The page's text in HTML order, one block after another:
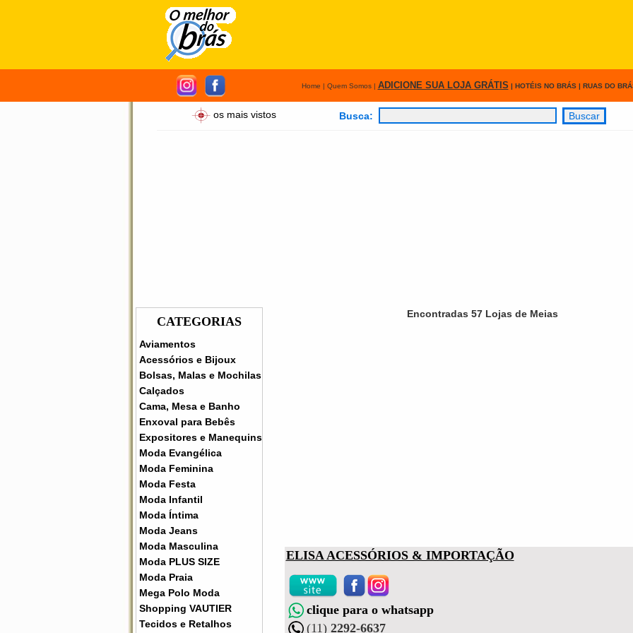
Home | Quem Somos| ADICIONE SUA LOJA GRÁTIS | HOTÉIS NO BRÁS| RUAS DO
os mais vistos Busca:
CATEGORIAS
Aviamentos
Acessórios e Bijoux
Bolsas, Malas e Mochilas
Calçados
Cama, Mesa e Banho
Enxoval para Bebês
Expositores e Manequins
Moda Evangélica
Moda Feminina
Moda Festa
Moda Infantil
Moda Íntima
Moda Jeans
Moda Masculina
Moda PLUS SIZE
Moda Praia
Mega Polo Moda
Shopping VAUTIER
Tecidos e Retalhos
Encontradas 57 Lojas de Meias
ELISA ACESSÓRIOS & IMPORTAÇÃO
clique para o whatsapp
(11) 2292-6637